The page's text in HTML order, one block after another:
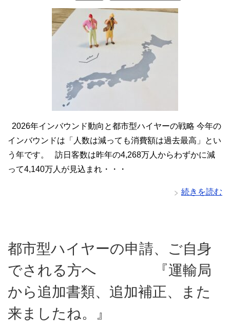
2026年インバウンド動向と都市型ハイヤーの戦略 今年の
インバウンドは「人数は減っても消費額は過去最高」とい
う年です。 訪日客数は昨年の4,268万人からわずかに減
って4,140万人が見込まれ・・・
続きを読む
都市型ハイヤーの申請、ご自身
でされる方へ 『運輸局
から追加書類、追加補正、また
来ましたね。』